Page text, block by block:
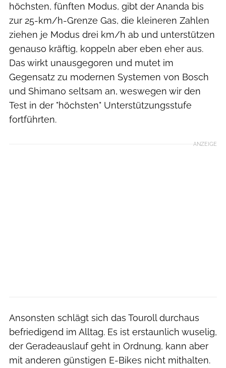
höchsten, fünften Modus, gibt der Ananda bis
zur 25-km/h-Grenze Gas, die kleineren Zahlen
ziehen je Modus drei km/h ab und unterstützen
genauso kräftig, koppeln aber eben eher aus.
Das wirkt unausgegoren und mutet im
Gegensatz zu modernen Systemen von Bosch
und Shimano seltsam an, weswegen wir den
Test in der "höchsten" Unterstützungsstufe
fortführten.
ANZEIGE
Ansonsten schlägt sich das Touroll durchaus
befriedigend im Alltag. Es ist erstaunlich wuselig,
der Geradeauslauf geht in Ordnung, kann aber
mit anderen günstigen E-Bikes nicht mithalten.